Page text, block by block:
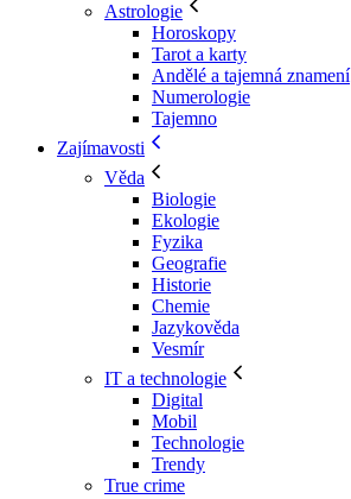
Astrologie
Horoskopy
Tarot a karty
Andělé a tajemná znamení
Numerologie
Tajemno
Zajímavosti
Věda
Biologie
Ekologie
Fyzika
Geografie
Historie
Chemie
Jazykověda
Vesmír
IT a technologie
Digital
Mobil
Technologie
Trendy
True crime